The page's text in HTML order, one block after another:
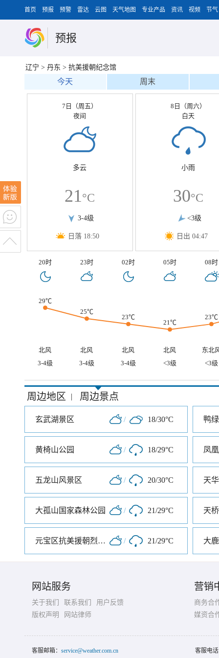
首页 预报 预警 雷达 云图 天气地图 专业产品 资讯 视频 节气
预报
辽宁 > 丹东 > 抗美援朝纪念馆
今天 周末
7日（周五）
夜间
多云
21°C
3-4级
日落 18:50
8日（周六）
白天
小雨
30°C
<3级
日出 04:47
20时 23时 02时 05时 08时
29℃
25℃
23℃
21℃
23℃
北风 北风 北风 北风
东北
3-4级
3-4级 3-4级 <3级 <3级
周边地区 | 周边景点
玄武湖景区 / 18/30°C 鸭
黄椅山公园 / 18/29°C
五龙山风景区 / 20/30°C 天
大孤山国家森林公园 / 21/29°C 天
元宝区抗美援朝烈士陵园 / 21/29°C 大
网站服务
关于我们 联系我们
用户反馈
版权声明
网站律师
营销
商务合
媒资合
客服邮箱： service@weather.com.cn 客服电